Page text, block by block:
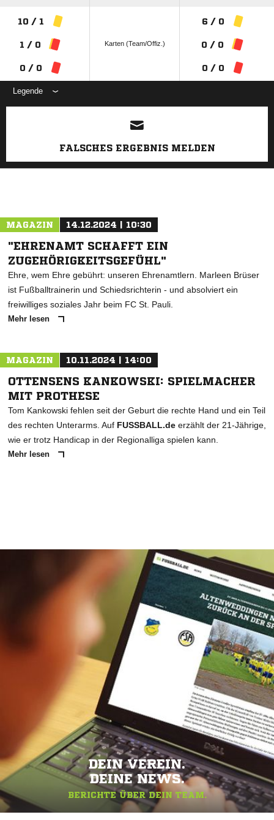
10 / 1
1 / 0
0 / 0
Karten (Team/Offiz.)
6 / 0
0 / 0
0 / 0
Legende
ANZEIGE
FALSCHES ERGEBNIS MELDEN
MAGAZIN 14.12.2024 | 10:30
"EHRENAMT SCHAFFT EIN
ZUGEHÖRIGKEITSGEFÜHL"
Ehre, wem Ehre gebührt: unseren Ehrenamtlern. Marleen Brüser
ist Fußballtrainerin und Schiedsrichterin - und absolviert ein
freiwilliges soziales Jahr beim FC St. Pauli.
Mehr lesen
MAGAZIN 10.11.2024 | 14:00
OTTENSENS KANKOWSKI: SPIELMACHER
MIT PROTHESE
Tom Kankowski fehlen seit der Geburt die rechte Hand und ein Teil
des rechten Unterarms. Auf FUSSBALL.de erzählt der 21-Jährige,
wie er trotz Handicap in der Regionalliga spielen kann.
Mehr lesen
DEIN VEREIN.
DEINE NEWS.
BERICHTE ÜBER DEIN TEAM.